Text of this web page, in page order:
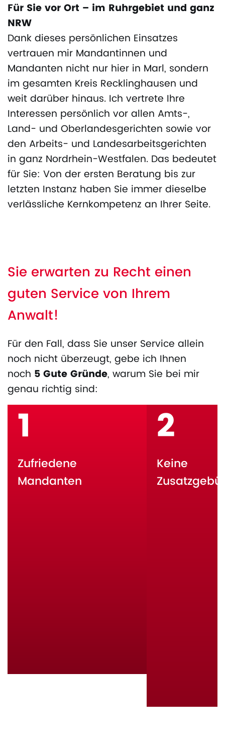
Für Sie vor Ort – im Ruhrgebiet und ganz
NRW
Dank dieses persönlichen Einsatzes
vertrauen mir Mandantinnen und
Mandanten nicht nur hier in Marl, sondern
im gesamten Kreis Recklinghausen und
weit darüber hinaus. Ich vertrete Ihre
Interessen persönlich vor allen Amts-,
Land- und Oberlandesgerichten sowie vor
den Arbeits- und Landesarbeitsgerichten
in ganz Nordrhein-Westfalen. Das bedeutet
für Sie: Von der ersten Beratung bis zur
letzten Instanz haben Sie immer dieselbe
verlässliche Kernkompetenz an Ihrer Seite.
Sie erwarten zu Recht einen
guten Service von Ihrem
Anwalt!
Für den Fall, dass Sie unser Service allein
noch nicht überzeugt, gebe ich Ihnen
noch 5 Gute Gründe, warum Sie bei mir
genau richtig sind:
1
Zufriedene
Mandanten
2
Keine